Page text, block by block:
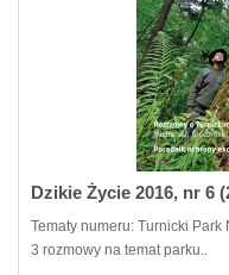
Dzikie Życie 2016, nr 6
Tematy numeru: Turnicki Park
3 rozmowy na temat parku..